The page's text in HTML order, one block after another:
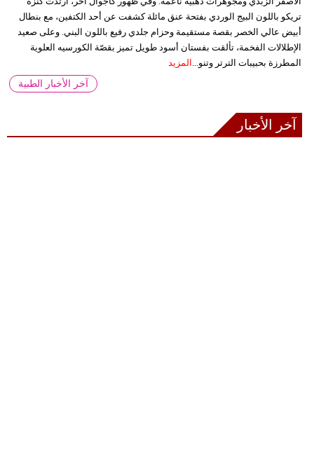
تريكو باللون البيج الوردي بفتحة عنق مائلة كشفت عن أحد الكتفين، مع بنطال
أبيض عالي الخصر بقصة مستقيمة وحزام جلدي رفيع باللون البني. وعلى صعيد
الإطلالات الفخمة، تألقت بفستان أسود طويل تميز بقصّة الكورسيه العلوية
المطرزة بحبيبات الترتر وتنو... المزيد
آخر الأخبار الطبية
آخر الأخبار